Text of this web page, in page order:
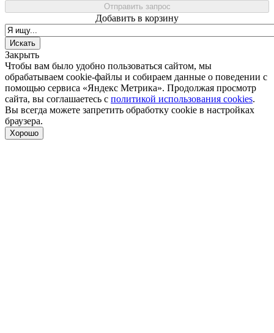
Отправить запрос
Добавить в корзину
Закрыть
Чтобы вам было удобно пользоваться сайтом, мы
обрабатываем cookie-файлы и собираем данные о поведении с
помощью сервиса «Яндекс Метрика». Продолжая просмотр
сайта, вы соглашаетесь с политикой использования cookies.
Вы всегда можете запретить обработку cookie в настройках
браузера.
Хорошо